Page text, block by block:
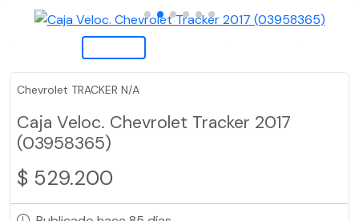
Chevrolet TRACKER N/A
Caja Veloc. Chevrolet Tracker 2017
(03958365)
$ 529.200